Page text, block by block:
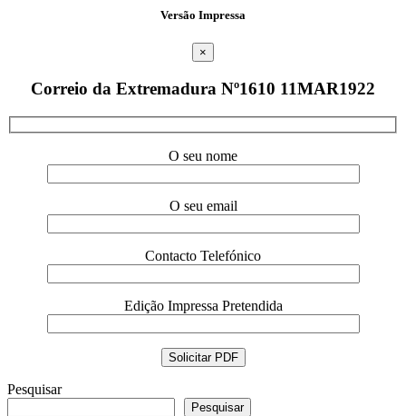
Versão Impressa
×
Correio da Extremadura Nº1610 11MAR1922
O seu nome
O seu email
Contacto Telefónico
Edição Impressa Pretendida
Pesquisar
Pesquisar